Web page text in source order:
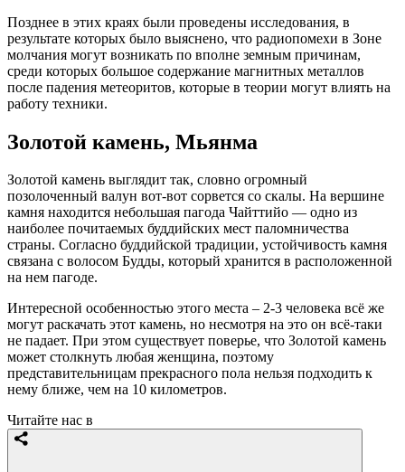
Позднее в этих краях были проведены исследования, в
результате которых было выяснено, что радиопомехи в Зоне
молчания могут возникать по вполне земным причинам,
среди которых большое содержание магнитных металлов
после падения метеоритов, которые в теории могут влиять на
работу техники.
Золотой камень, Мьянма
Золотой камень выглядит так, словно огромный
позолоченный валун вот-вот сорвется со скалы. На вершине
камня находится небольшая пагода Чайттийо — одно из
наиболее почитаемых буддийских мест паломничества
страны. Согласно буддийской традиции, устойчивость камня
связана с волосом Будды, который хранится в расположенной
на нем пагоде.
Интересной особенностью этого места – 2-3 человека всё же
могут раскачать этот камень, но несмотря на это он всё-таки
не падает. При этом существует поверье, что Золотой камень
может столкнуть любая женщина, поэтому
представительницам прекрасного пола нельзя подходить к
нему ближе, чем на 10 километров.
Читайте нас в